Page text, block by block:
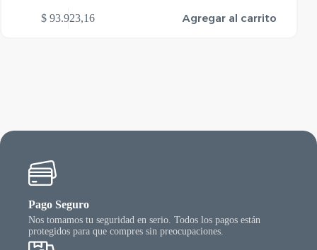
$ 93.923,16 Agregar al carrito
Pago Seguro
Nos tomamos tu seguridad en serio. Todos los pagos están
protegidos para que compres sin preocupaciones.